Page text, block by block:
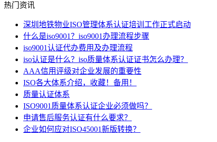
热门资讯
深圳地铁物业ISO管理体系认证培训工作正式启动
什么是iso9001？iso9001办理流程步骤
iso9001认证代办费用及办理流程
iso认证是什么？iso质量体系认证证书怎么办理？
AAA信用评级对企业发展的重要性
ISO各大体系介绍，收藏！备用！
质量认证体系
ISO9001质量体系认证企业必须做吗？
申请售后服务认证有什么要求？
企业如何应对ISO45001新版转换？